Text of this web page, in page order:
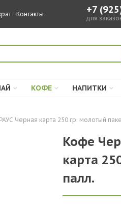
Контакты +7
для
КОФЕ НАПИТКИ
Черная карта 250 гр. молотый
Кофе
карта
палл.